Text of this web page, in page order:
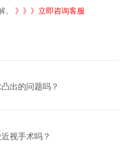
。 》》》立即咨询客服
出的问题吗？
视手术吗？